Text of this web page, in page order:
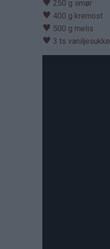
♥ 250 g smør
♥ 400 g kremost
♥ 500 g melis
♥ 3 ts